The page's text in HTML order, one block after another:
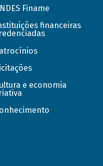
Finame
financeiras
e economia